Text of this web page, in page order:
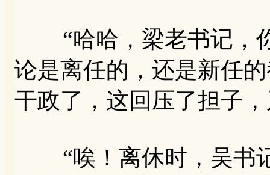
“哈哈，梁老书记，
论是离任的，还是新任
干政了，这回压了担子
“唉！离休时，吴书